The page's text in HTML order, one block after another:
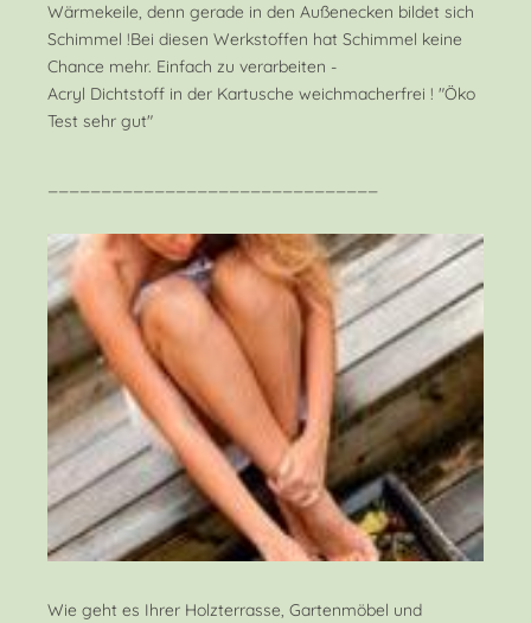
Wärmekeile, denn gerade in den Außenecken bildet sich
Schimmel !Bei diesen Werkstoffen hat Schimmel keine
Chance mehr. Einfach zu verarbeiten -
Acryl Dichtstoff in der Kartusche weichmacherfrei ! "Öko
Test sehr gut"
Wie geht es Ihrer Holzterrasse, Gartenmöbel und